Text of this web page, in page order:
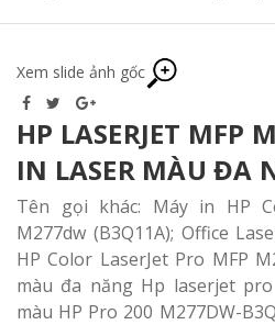
Xem slide ảnh gốc
HP LASERJET MFP
IN LASER MÀU ĐA
Tên gọi khác: Máy in HP
M277dw (B3Q11A); Office
HP Color LaserJet Pro MFP
màu đa năng Hp laserjet
màu HP Pro 200 M277DW-